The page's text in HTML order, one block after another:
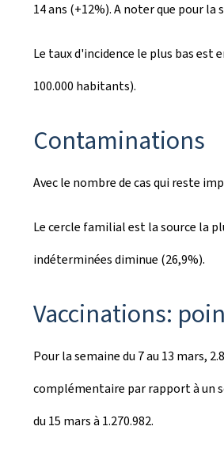
14 ans (+12%). A noter que pour la
Le taux d'incidence le plus bas est
100.000 habitants).
Contaminations
Avec le nombre de cas qui reste
Le cercle familial est la source la
indéterminées diminue (26,9%).
Vaccinations:
Pour la semaine du 7 au 13 mars,
complémentaire par rapport à un
du 15 mars à 1.270.982.